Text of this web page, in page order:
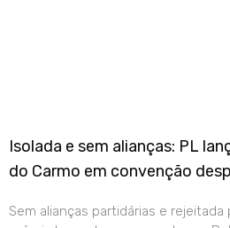
Isolada e sem alianças: PL
do Carmo em convenção
Sem alianças partidárias e